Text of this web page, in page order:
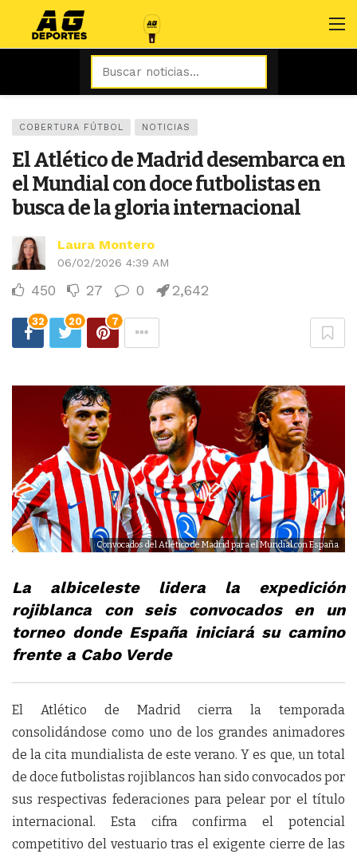
COBERTURA FÚTBOL NOTICIAS
El Atlético de Madrid desembarca en
el Mundial con doce futbolistas en
busca de la gloria internacional
Laura Montero
06/02/2026 4:39 AM
450 27 0 2,642
32 20 7
Convocados del Atlético de Madrid para el Mundial con España
La albiceleste lidera la expedición
rojiblanca con seis convocados en un
torneo donde España iniciará su camino
frente a Cabo Verde
El Atlético de Madrid cierra la temporada
consolidándose como uno de los grandes animadores
de la cita mundialista de este verano. Y es que, un total
de doce futbolistas rojiblancos han sido convocados por
sus respectivas federaciones para pelear por el título
internacional. Esta cifra confirma el potencial
competitivo del vestuario tras el exigente cierre de las